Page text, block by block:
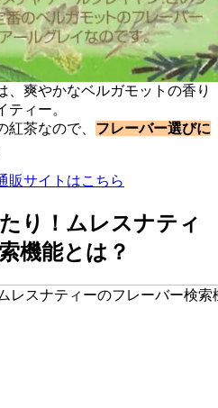
、爽やかなベルガモットの香り
ィー。
茶なので、 フレーバー選びに
販サイトはこちら
り！ムレスナティ
機能とは？